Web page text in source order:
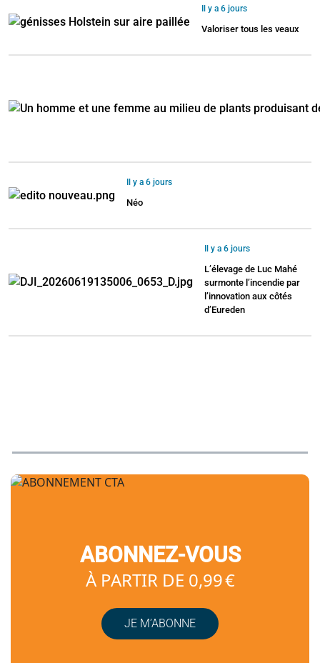
Il y a 6 jours
Valoriser tous les veaux
Il y a 6 jours
Néo
Il y a 6 jours
L’élevage de Luc Mahé
surmonte l’incendie par
l’innovation aux côtés
d’Eureden
ABONNEZ-VOUS
À PARTIR DE 0,99 €
JE M’ABONNE